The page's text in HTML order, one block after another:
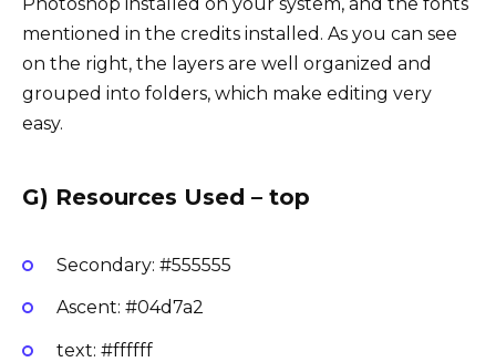
mentioned in the credits installed. As you can see
on the right, the layers are well organized and
grouped into folders, which make editing very
easy.
G) Resources Used – top
Secondary: #555555
Ascent: #04d7a2
text: #ffffff